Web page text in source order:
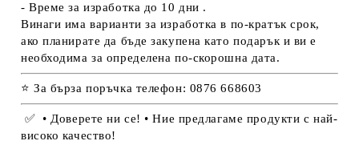
- Време за изработка до 10 дни .
Винаги има варианти за изработка в по-кратък срок,
ако планирате да бъде закупена като подарък и ви е
необходима за определена по-скорошна дата.
⭐ За бърза поръчка телефон: 0876 668603
✅
• Доверете ни се! • Ние предлагаме продукти с най-
високо качество!